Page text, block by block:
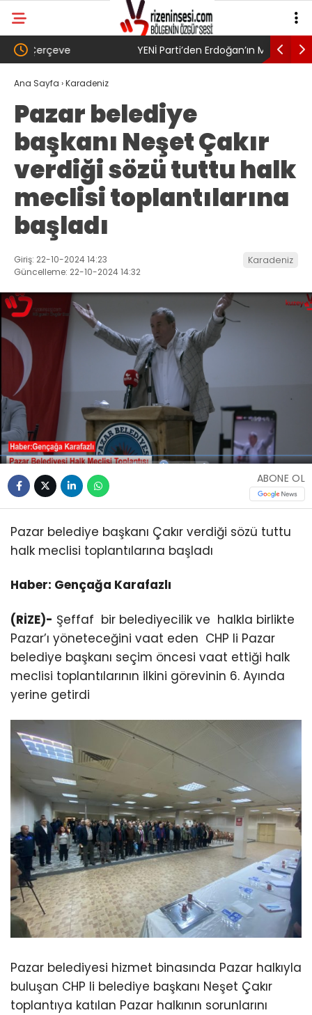
YENİ Parti’den Erdoğan’ın Memleketi Rize’de
Gövde Gösterisi: Üç İlçede Peş Peşe Açılış
SAYIN
Ana Sayfa ›Karadeniz
Pazar belediye
başkanı Neşet Çakır
verdiği sözü tuttu halk
meclisi toplantılarına
başladı
Giriş: 22-10-2024 14:23
Güncelleme: 22-10-2024 14:32
Karadeniz
ABONE OL
Pazar belediye başkanı Çakır verdiği sözü tuttu
halk meclisi toplantılarına başladı
Haber: Gençağa Karafazlı
(RİZE)- Şeffaf bir belediyecilik ve halkla birlikte
Pazar’ı yöneteceğini vaat eden CHP li Pazar
belediye başkanı seçim öncesi vaat ettiği halk
meclisi toplantılarının ilkini görevinin 6. Ayında
yerine getirdi
Pazar belediyesi hizmet binasında Pazar halkıyla
buluşan CHP li belediye başkanı Neşet Çakır
toplantıya katılan Pazar halkının sorunlarını